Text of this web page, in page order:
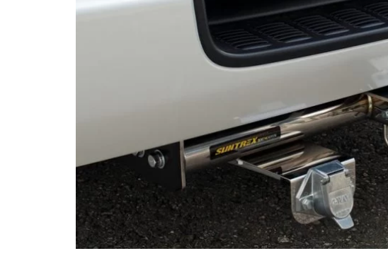
日本初上陸！イタリア製のハイ
パフォーマンス車いす Progeo
CARBOMAX を納車しました♪
パンテーラ「U3 Light」納車準
備完了！
トヨタ・ベルタ アクセル＆ブレ
ーキペダル嵩上げ改造